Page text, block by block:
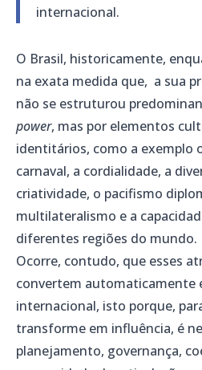
internacional.
O Brasil, historicamente,
na exata medida que, a sua
não se estruturou
power, mas por elementos
identitários, como a exemplo
carnaval, a cordialidade, a
criatividade, o pacifismo
multilateralismo e a
diferentes regiões do mundo.
Ocorre, contudo, que esses
convertem automaticamente
internacional, isto porque,
transforme em influência, é
planejamento, governança,